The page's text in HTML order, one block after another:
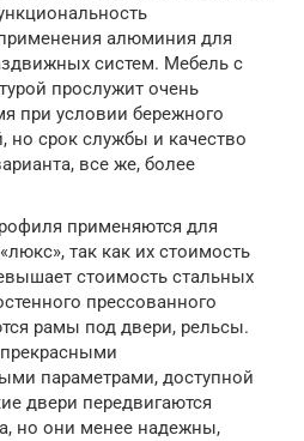
алюминия для
систем. Мебель с
прослужит очень
при условии бережного
но срок службы и качество
все же, более
применяются для
так как их стоимость
стоимость стальных
прессованного
рамы под двери, рельсы.
параметрами, доступной
двери передвигаются
но они менее надежны,